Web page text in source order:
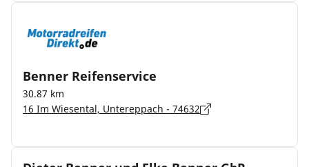
Benner Reifenservice
30.87 km
16 Im Wiesental, Untereppach - 74632